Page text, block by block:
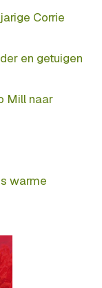
Corrie
en getuigen
Mill naar
warme